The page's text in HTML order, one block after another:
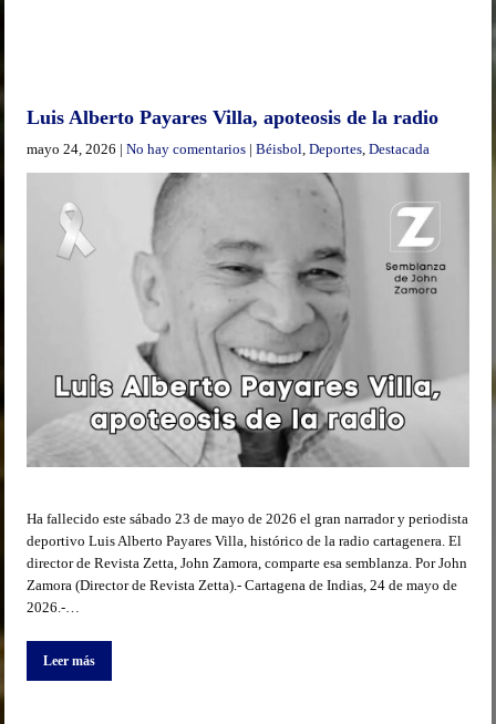
Luis Alberto Payares Villa, apoteosis de la radio
mayo 24, 2026 |No hay comentarios |Béisbol ,Deportes ,Destacada
Ha fallecido este sábado 23 de mayo de 2026 el gran narrador y periodista
deportivo Luis Alberto Payares Villa, histórico de la radio cartagenera. El
director de Revista Zetta, John Zamora, comparte esa semblanza. Por John
Zamora (Director de Revista Zetta).- Cartagena de Indias, 24 de mayo de
2026.-…
Leer más